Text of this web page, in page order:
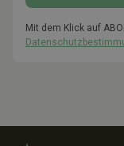
Mit dem Klick auf